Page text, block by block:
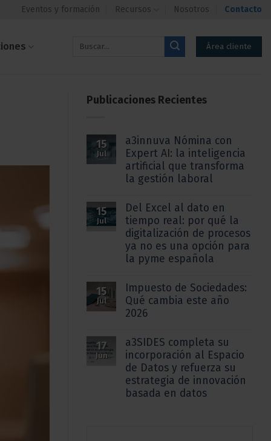
Eventos y formación Recursos Nosotros Contacto
Área cliente
Publicaciones Recientes
15
Jul
a3innuva Nómina con
Expert AI: la inteligencia
artificial que transforma
la gestión laboral
15
Jul
Del Excel al dato en
tiempo real: por qué la
digitalización de procesos
ya no es una opción para
la pyme española
15
Jul
Impuesto de Sociedades:
Qué cambia este año
2026
17
Jun
a3SIDES completa su
incorporación al Espacio
de Datos y refuerza su
estrategia de innovación
basada en datos